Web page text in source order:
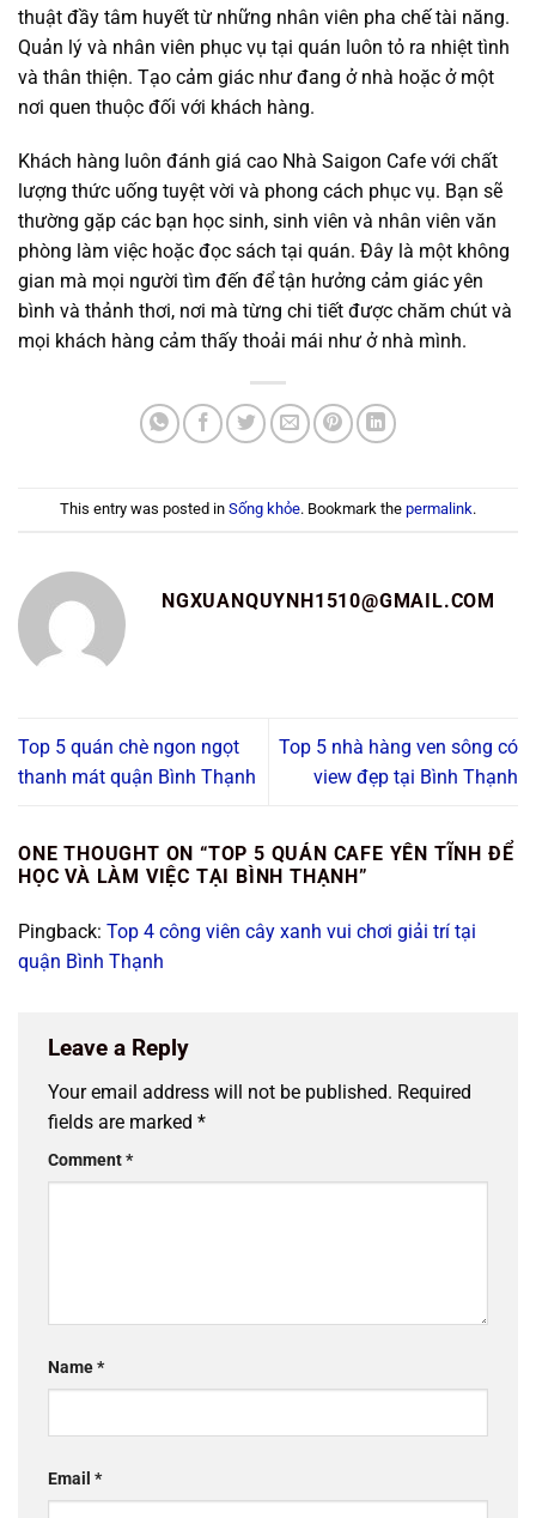
thuật đầy tâm huyết từ những nhân viên pha chế tài năng.
Quản lý và nhân viên phục vụ tại quán luôn tỏ ra nhiệt tình
và thân thiện. Tạo cảm giác như đang ở nhà hoặc ở một
nơi quen thuộc đối với khách hàng.
Khách hàng luôn đánh giá cao Nhà Saigon Cafe với chất
lượng thức uống tuyệt vời và phong cách phục vụ. Bạn sẽ
thường gặp các bạn học sinh, sinh viên và nhân viên văn
phòng làm việc hoặc đọc sách tại quán. Đây là một không
gian mà mọi người tìm đến để tận hưởng cảm giác yên
bình và thảnh thơi, nơi mà từng chi tiết được chăm chút và
mọi khách hàng cảm thấy thoải mái như ở nhà mình.
This entry was posted in Sống khỏe. Bookmark the permalink.
NGXUANQUYNH1510@GMAIL.COM
Top 5 quán chè ngon ngọt
thanh mát quận Bình Thạnh
Top 5 nhà hàng ven sông có
view đẹp tại Bình Thạnh
ONE THOUGHT ON “TOP 5 QUÁN CAFE YÊN TĨNH ĐỂ
HỌC VÀ LÀM VIỆC TẠI BÌNH THẠNH”
Pingback: Top 4 công viên cây xanh vui chơi giải trí tại
quận Bình Thạnh
Leave a Reply
Your email address will not be published. Required
fields are marked *
Comment*
Name*
Email *